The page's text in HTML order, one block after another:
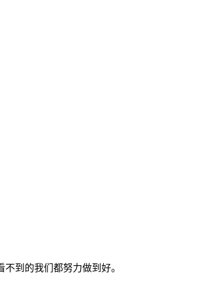
到的我们都努力做到好。